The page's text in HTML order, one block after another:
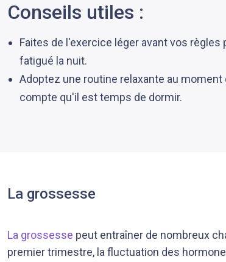
Faites de l'exercice léger avant vos
fatigué la nuit.
Adoptez une routine relaxante au
compte qu'il est temps de dormir.
Conseils utiles :
La grossesse
La grossesse peut entraîner de nombreux
premier trimestre, la fluctuation des